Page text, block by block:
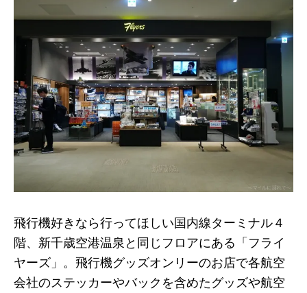
飛行機好きなら行ってほしい国内線ターミナル４
階、新千歳空港温泉と同じフロアにある「フライ
ヤーズ」。飛行機グッズオンリーのお店で各航空
会社のステッカーやバックを含めたグッズや航空